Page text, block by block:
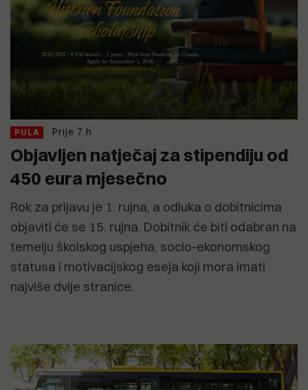
PULA Prije 7 h
Objavljen natječaj za stipendiju od
450 eura mjesečno
Rok za prijavu je 1. rujna, a odluka o dobitnicima
objaviti će se 15. rujna. Dobitnik će biti odabran na
temelju školskog uspjeha, socio-ekonomskog
statusa i motivacijskog eseja koji mora imati
najviše dvije stranice.